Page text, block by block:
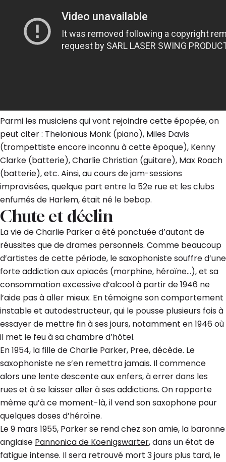
Parmi les musiciens qui vont rejoindre cette épopée, on
peut citer : Thelonious Monk (piano), Miles Davis
(trompettiste encore inconnu à cette époque), Kenny
Clarke (batterie), Charlie Christian (guitare), Max Roach
(batterie), etc. Ainsi, au cours de jam-sessions
improvisées, quelque part entre la 52e rue et les clubs
enfumés de Harlem, était né le bebop.
Chute et déclin
La vie de Charlie Parker a été ponctuée d’autant de
réussites que de drames personnels. Comme beaucoup
d’artistes de cette période, le saxophoniste souffre d’une
forte addiction aux opiacés (morphine, héroïne…), et sa
consommation excessive d’alcool à partir de 1946 ne
l’aide pas à aller mieux. En témoigne son comportement
instable et autodestructeur, qui le pousse plusieurs fois à
essayer de mettre fin à ses jours, notamment en 1946 où
il met le feu à sa chambre d’hôtel.
En 1954, la fille de Charlie Parker, Pree, décède. Le
saxophoniste ne s’en remettra jamais. Il commence
alors une lente descente aux enfers, à errer dans les
rues et à se laisser aller à ses addictions. On rapporte
même qu’à ce moment-là, il vend son saxophone pour
quelques doses d’héroïne.
Le 9 mars 1955, Parker se rend chez son amie, la baronne
anglaise Pannonica de Koenigswarter, dans un état de
fatigue intense. Il sera retrouvé mort 3 jours plus tard, le